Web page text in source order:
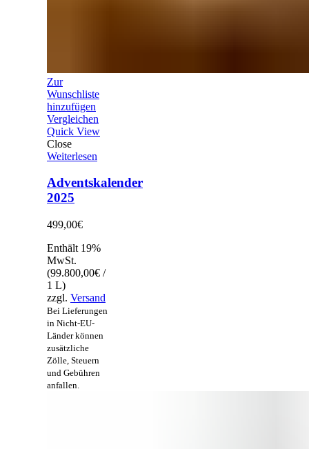
Zur
Wunschliste
hinzufügen
Vergleichen
Quick View
Close
Weiterlesen
Adventskalender
2025
499,00€
Enthält 19%
MwSt.
(99.800,00€ /
1 L)
zzgl. Versand
Bei Lieferungen
in Nicht-EU-
Länder können
zusätzliche
Zölle, Steuern
und Gebühren
anfallen.